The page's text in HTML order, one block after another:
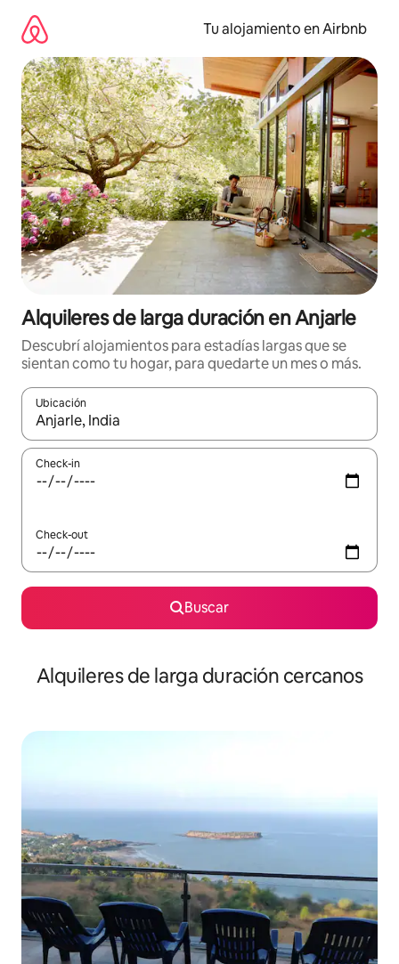
contenido
Tu alojamiento en Airbnb
Alquileres de larga duración en Anjarle
Descubrí alojamientos para estadías largas que se
sientan como tu hogar, para quedarte un mes o más.
Ubicación
Cuando los resultados estén disponibles, navegá con las
Check-in
Check-out
Buscar
Alquileres de larga duración cercanos